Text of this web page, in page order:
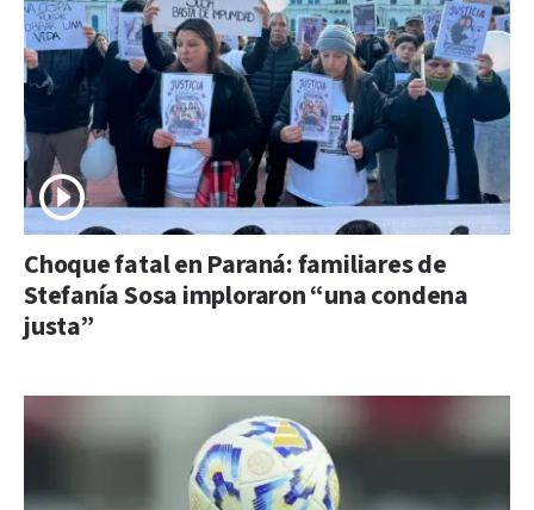
Choque fatal en Paraná: familiares de
Stefanía Sosa imploraron “una condena
justa”